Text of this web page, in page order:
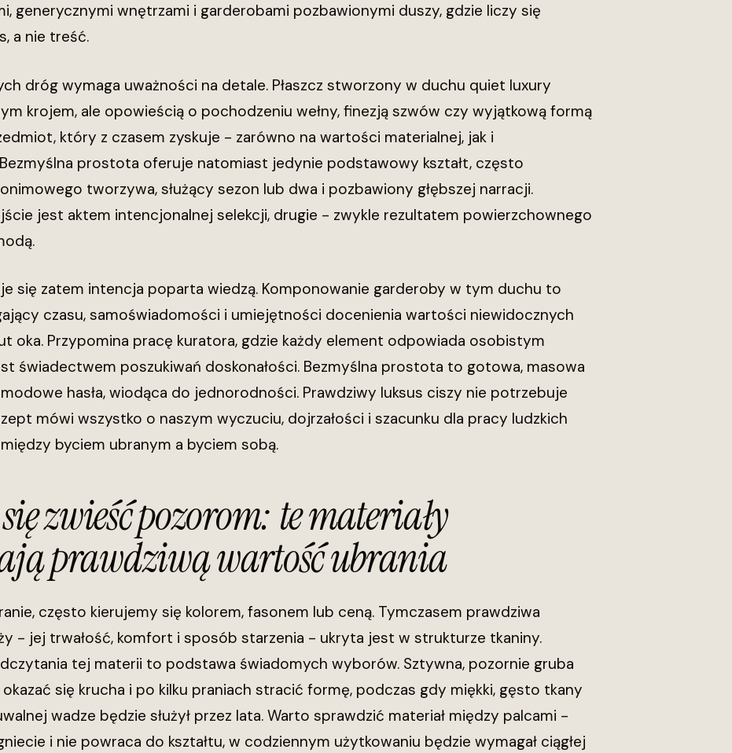
generycznymi wnętrzami i garderobami pozbawionymi duszy, gdzie liczy się
a nie treść.
dróg wymaga uważności na detale. Płaszcz stworzony w duchu quiet luxury
krojem, ale opowieścią o pochodzeniu wełny, finezją szwów czy wyjątkową formą
który z czasem zyskuje - zarówno na wartości materialnej, jak i
prostota oferuje natomiast jedynie podstawowy kształt, często
tworzywa, służący sezon lub dwa i pozbawiony głębszej narracji.
jest aktem intencjonalnej selekcji, drugie - zwykle rezultatem powierzchownego
się zatem intencja poparta wiedzą. Komponowanie garderoby w tym duchu to
czasu, samoświadomości i umiejętności docenienia wartości niewidocznych
oka. Przypomina pracę kuratora, gdzie każdy element odpowiada osobistym
świadectwem poszukiwań doskonałości. Bezmyślna prostota to gotowa, masowa
hasła, wiodąca do jednorodności. Prawdziwy luksus ciszy nie potrzebuje
mówi wszystko o naszym wyczuciu, dojrzałości i szacunku dla pracy ludzkich
byciem ubranym a byciem sobą.
zwieść pozorom: te materiały
prawdziwą wartość ubrania
często kierujemy się kolorem, fasonem lub ceną. Tymczasem prawdziwa
- jej trwałość, komfort i sposób starzenia - ukryta jest w strukturze tkaniny.
tej materii to podstawa świadomych wyborów. Sztywna, pozornie gruba
okazać się krucha i po kilku praniach stracić formę, podczas gdy miękki, gęsto tkany
wadze będzie służył przez lata. Warto sprawdzić materiał między palcami -
i nie powraca do kształtu, w codziennym użytkowaniu będzie wymagał ciągłej